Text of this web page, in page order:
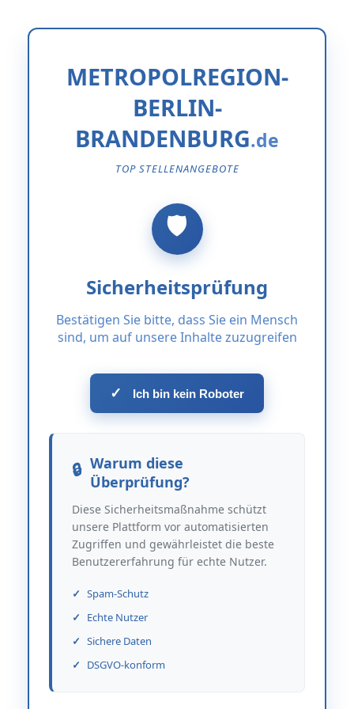
METROPOLREGION-
BERLIN-
BRANDENBURG
TOP STELLENANGEBOTE
Sicherheitsprüfung
Bestätigen Sie bitte, dass Sie ein Mensch
sind, um auf unsere Inhalte zuzugreifen
✓ Ich bin kein Roboter
Warum diese
Überprüfung?
Diese Sicherheitsmaßnahme schützt
unsere Plattform vor automatisierten
Zugriffen und gewährleistet die beste
Benutzererfahrung für echte Nutzer.
Spam-Schutz
Echte Nutzer
Sichere Daten
DSGVO-konform